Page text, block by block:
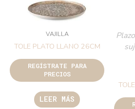
VAJILLA
TOLE PLATO LLANO 26CM
REGÍSTRATE PARA
PRECIOS
LEER MÁS